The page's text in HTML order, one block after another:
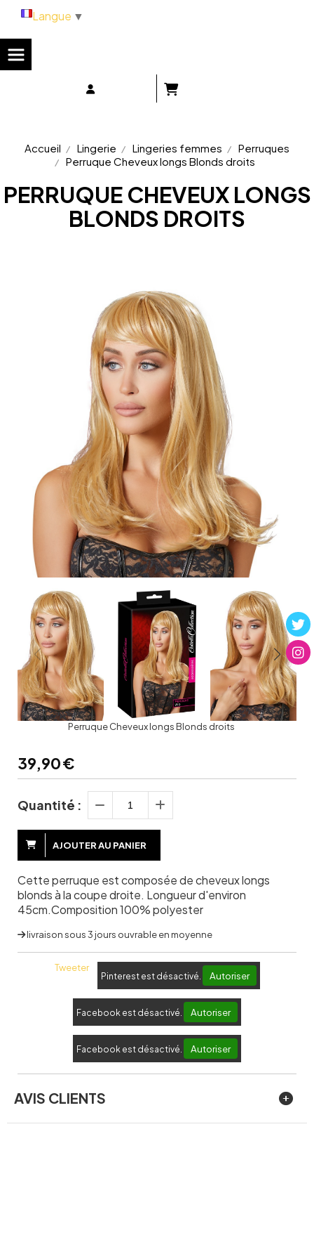
Accueil Lingerie Lingeries femmes
Perruques
Perruque Cheveux longs Blonds droits
PERRUQUE CHEVEUX LONGS
BLONDS DROITS
Perruque Cheveux longs Blonds droits
39,90€
Quantité :
AJOUTER AU PANIER
Cette perruque est composée de cheveux longs
blonds à la coupe droite. Longueur d'environ
45cm.Composition 100% polyester
livraison sous 3 jours ouvrable en moyenne
Tweeter
Pinterest est désactivé. Autoriser
Facebook est désactivé. Autoriser
Facebook est désactivé. Autoriser
AVIS CLIENTS
Langue ▼